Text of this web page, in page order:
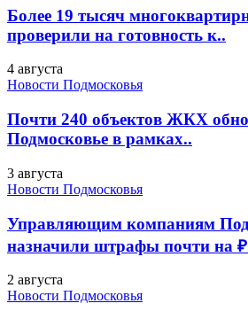
Более 19 тысяч
проверили на готовность к..
4 августа
Новости Подмосковья
Почти 240 объектов ЖКХ
Подмосковье в рамках..
3 августа
Новости Подмосковья
Управляющим компаниям
назначили штрафы почти на
2 августа
Новости Подмосковья